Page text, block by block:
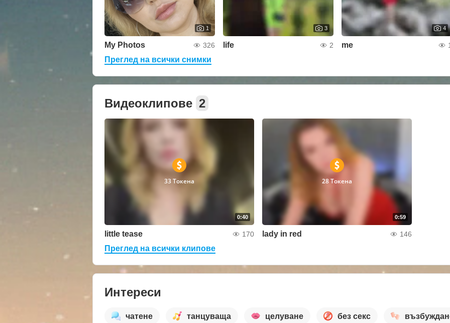
1
My Photos 326
3
life 2
4
me
Преглед на всички снимки
Видеоклипове 2
0:40
33 Токена
little tease 170
0:59
28 Токена
lady in red 146
Преглед на всички клипове
Интереси
чатене танцуваща целуване без секс